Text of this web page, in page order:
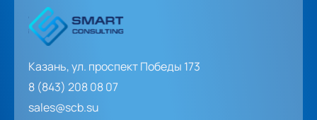
Казань, ул. проспект Победы 173
8 (843) 208 08 07
sales@scb.su